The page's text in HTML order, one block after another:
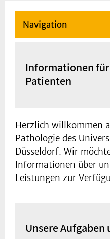
Navigation
Informationen
Patienten
Herzlich willkommen
Pathologie des
Düsseldorf. Wir
Informationen über
Leistungen zur
Unsere Aufgaben